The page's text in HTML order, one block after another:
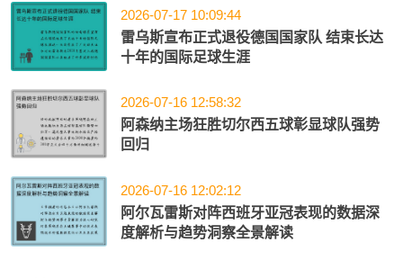
2026-07-17 10:09:44
雷乌斯宣布正式退役德国国家队 结束长达
十年的国际足球生涯
2026-07-16 12:58:32
阿森纳主场狂胜切尔西五球彰显球队强势
回归
2026-07-16 12:02:12
阿尔瓦雷斯对阵西班牙亚冠表现的数据深
度解析与趋势洞察全景解读